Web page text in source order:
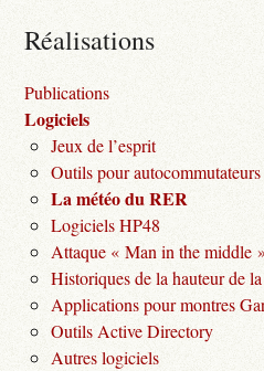
Réalisations
Publications
Logiciels
Jeux de l’esprit
Outils pour
La météo du RER
Logiciels HP48
Attaque « Man in the middle
Historiques de la hauteur de
Applications pour montres
Outils Active Directory
Autres logiciels